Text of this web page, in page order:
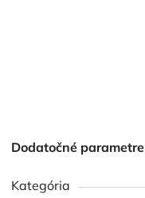
Dodatočné parametre
Kategória